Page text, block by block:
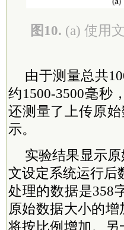
图10. (a) 使用
由于测量总共
约1500-3500毫秒
还测量了上传原
示。
实验结果显示
文设定系统运行后
处理的数据是358
原始数据大小的
将按比例增加。